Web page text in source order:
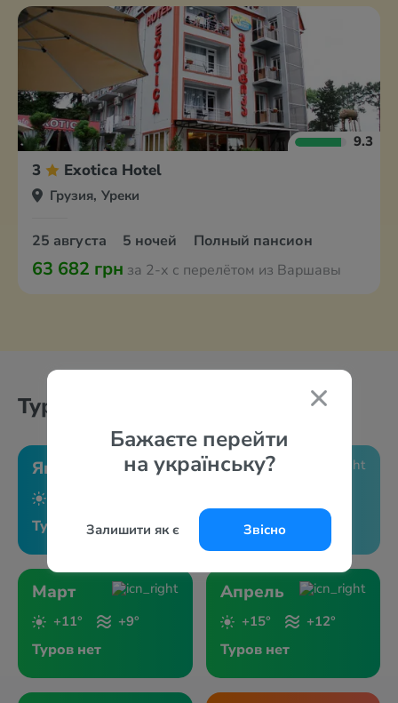
Бажаєте перейти
на українську?
Залишити як є Звісно
9.3
3 Exotica Hotel
Грузия, Уреки
25 августа 5 ночей Полный пансион
63 682 грн за 2-х с перелётом из Варшавы
Туры по месяцам
Январь
Туров нет
Февраль
Туров нет
Март
+11° +9°
Туров нет
Апрель
+15° +12°
Туров нет